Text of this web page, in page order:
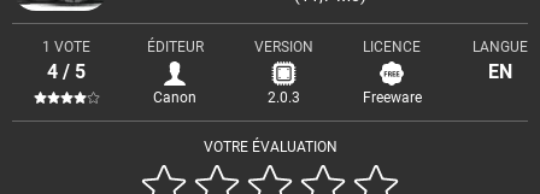
VOTRE ÉVALUATION
1 VOTE
4 / 5
ÉDITEUR
Canon
VERSION
2.0.3
LICENCE
Freeware
LANGUE
EN